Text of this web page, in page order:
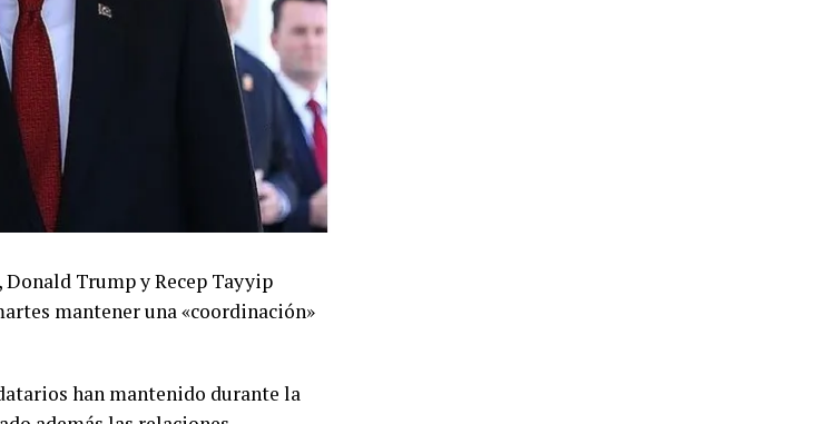
Trump y Recep Tayyip
mantener una «coordinación»
han mantenido durante la